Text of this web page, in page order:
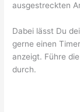
ausgestreckten
Dabei lässt Du
gerne einen
anzeigt. Führe
durch.